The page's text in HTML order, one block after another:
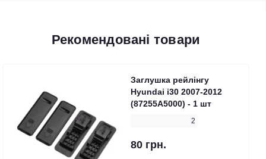
Рекомендовані товари
Заглушка рейлінгу
Hyundai i30 2007-2012
(87255A5000) - 1 шт
2
80 грн.